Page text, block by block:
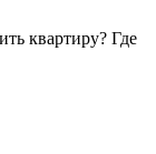
квартиру? Где